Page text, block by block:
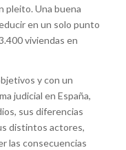
pleito. Una buena
en un solo punto
viviendas en
y con un
judicial en España,
sus diferencias
distintos actores,
las consecuencias